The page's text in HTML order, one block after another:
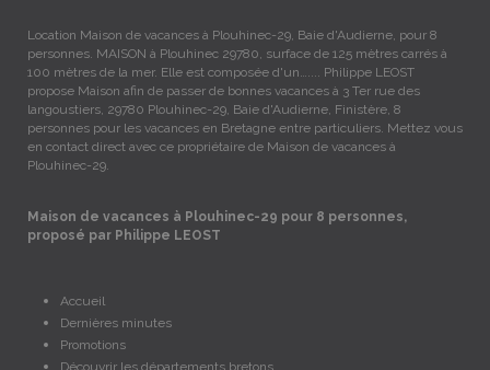
Location Maison de vacances à Plouhinec-29, Baie d'Audierne, pour 8
personnes. MAISON à Plouhinec 29780, surface de 125 mètres carrés à
100 mètres de la mer. Elle est composée d'un….... Philippe LEOST
propose Maison afin de passer de bonnes vacances à 3 Ter rue des
langoustiers, 29780 Plouhinec-29, Baie d'Audierne, Finistère, 8
personnes pour les vacances en Bretagne entre particuliers. Mettez vous
en contact direct avec ce propriétaire de Maison de vacances à
Plouhinec-29.
Maison de vacances à Plouhinec-29 pour 8 personnes,
proposé par Philippe LEOST
Accueil
Dernières minutes
Promotions
Découvrir les départements bretons